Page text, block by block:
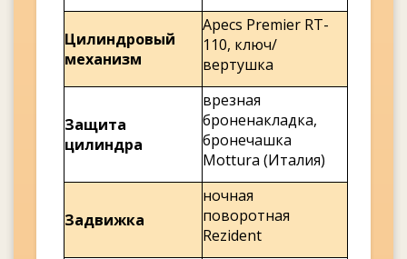
Цилиндровый
механизм
Apecs Premier RT-
110, ключ/
вертушка
Защита
цилиндра
врезная
броненакладка,
бронечашка
Mottura (Италия)
Задвижка
ночная
поворотная
Rezident